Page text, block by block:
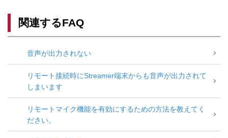
関連するFAQ
音声が出力されない
リモート接続時にStreamer端末からも音声が出力されて
しまいます
リモートマイク機能を有効にするための方法を教えてく
ださい。